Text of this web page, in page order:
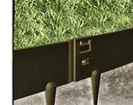
dominikánů v Českých
Socha svatého
kláštera dominikánů v
Budějovicích
Sousoší Kalvárie před